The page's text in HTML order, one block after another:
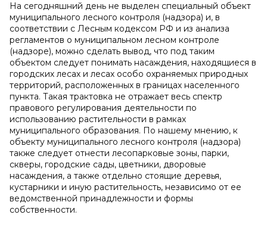
На сегодняшний день не выделен специальный объект
муниципального лесного контроля (надзора) и, в
соответствии с Лесным кодексом РФ и из анализа
регламентов о муниципальном лесном контроле
(надзоре), можно сделать вывод, что под таким
объектом следует понимать насаждения, находящиеся в
городских лесах и лесах особо охраняемых природных
территорий, расположенных в границах населенного
пункта. Такая трактовка не отражает весь спектр
правового регулирования деятельности по
использованию растительности в рамках
муниципального образования. По нашему мнению, к
объекту муниципального лесного контроля (надзора)
также следует отнести лесопарковые зоны, парки,
скверы, городские сады, цветники, дворовые
насаждения, а также отдельно стоящие деревья,
кустарники и иную растительность, независимо от ее
ведомственной принадлежности и формы
собственности.